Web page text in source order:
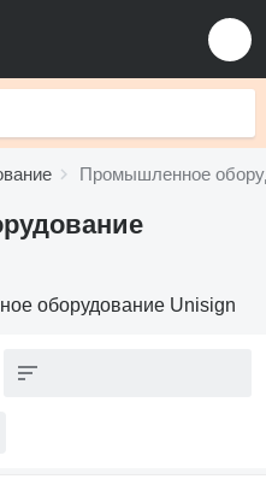
Промышленное
оборудование Unisign